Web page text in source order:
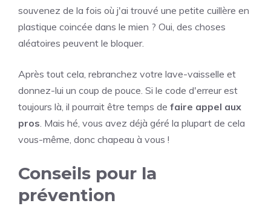
souvenez de la fois où j'ai trouvé une petite cuillère en
plastique coincée dans le mien ? Oui, des choses
aléatoires peuvent le bloquer.
Après tout cela, rebranchez votre lave-vaisselle et
donnez-lui un coup de pouce. Si le code d'erreur est
toujours là, il pourrait être temps de faire appel aux
pros. Mais hé, vous avez déjà géré la plupart de cela
vous-même, donc chapeau à vous !
Conseils pour la
prévention